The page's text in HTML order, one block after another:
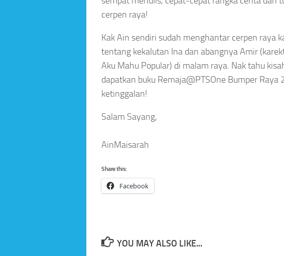
cerpen raya!
Kak Ain sendiri sudah menghantar cerpen raya
tentang kekalutan Ina dan abangnya Amir
Aku Mahu Popular) di malam raya. Nak tahu
dapatkan buku Remaja@PTSOne Bumper Raya
ketinggalan!
Salam Sayang,
AinMaisarah
Share this:
Facebook
YOU MAY ALSO LIKE...